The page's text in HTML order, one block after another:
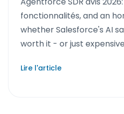
fonctionnalités, and an
whether Salesforce's AI
worth it - or just
Lire l'article